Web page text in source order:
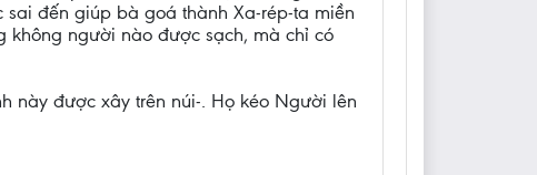
đến giúp bà goá thành Xa-rép-ta miền
không người nào được sạch, mà chỉ có
này được xây trên núi-. Họ kéo Người lên